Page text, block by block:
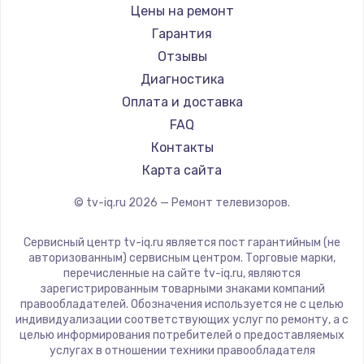
Замена видеокарты
1600 руб.
Ремонт разъема питания
880 руб.
Заказать
Замена видеочипа
Заказать
Замена северного моста
2600 руб.
Заказать
Daewoo
Centek
Telefunken
Hyundai
Doffler
Hiper
Grundig
HITACHI
Yandex
National
iFFALCON
Tuvio
Nord
Цены на ремонт
Гарантия
Отзывы
Диагностика
Оплата и доставка
FAQ
Контакты
Карта сайта
© tv-iq.ru 2026 — Ремонт телевизоров.
Сервисный центр tv-iq.ru является пост гарантийным (не
авторизованным) сервисным центром. Торговые марки,
перечисленные на сайте tv-iq.ru, являются
зарегистрированным товарными знаками компаний
правообладателей. Обозначения используется не с целью
индивидуализации соответствующих услуг по ремонту, а с
целью информирования потребителей о предоставляемых
услугах в отношении техники правообладателя